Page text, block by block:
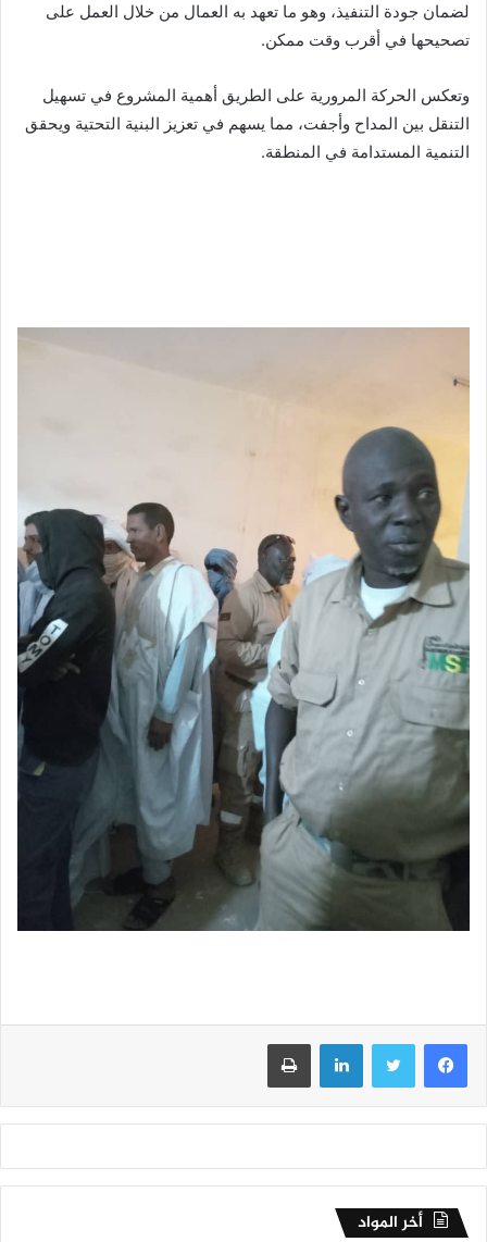
لضمان جودة التنفيذ، وهو ما تعهد به العمال من خلال العمل على
تصحيحها في أقرب وقت ممكن.
وتعكس الحركة المرورية على الطريق أهمية المشروع في تسهيل
التنقل بين المداح وأجفت، مما يسهم في تعزيز البنية التحتية ويحقق
التنمية المستدامة في المنطقة.
فيسبوك تويتر لينكدإن طباعة
أخر المواد